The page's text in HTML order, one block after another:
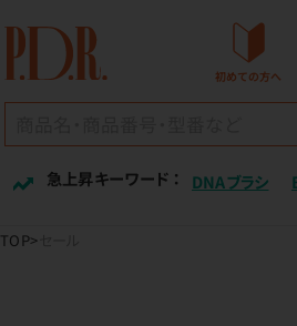
初めての方へ
急上昇キーワード ： DNAブラシ
TOP